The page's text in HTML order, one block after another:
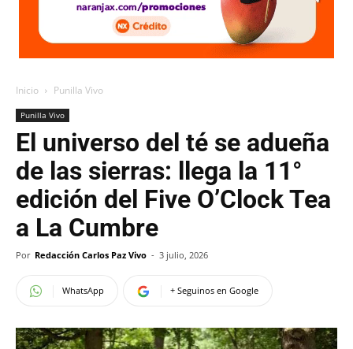
Inicio Punilla Vivo
Punilla Vivo
El universo del té se adueña
de las sierras: llega la 11°
edición del Five O’Clock Tea
a La Cumbre
Por Redacción Carlos Paz Vivo - 3 julio, 2026
WhatsApp + Seguinos en Google